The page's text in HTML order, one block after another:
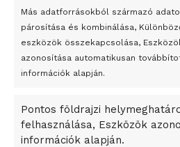
Más adatforrásokból származó
párosítása és kombinálása,
eszközök összekapcsolása,
azonosítása automatikusan
információk alapján.
Pontos földrajzi
felhasználása, Eszközök
információk alapján.
bemutató fotókiállítás nyílt
Megveszi az osztrák Wienerberger
Bricket
A Startup Campus egyetemi
A Ringo Starr új albummal
A Vajdasági Magyar Szövetség